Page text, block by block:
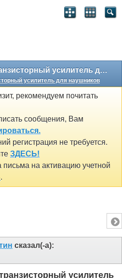
Musatoff HA-5SE - транзисторный усилитель для наушников
усилитель для наушников
рекомендуем почитать
сообщения, Вам
регистрация не требуется.
ЗДЕСЬ!
письма на активацию учетной
.
сказал(-а):
усилитель